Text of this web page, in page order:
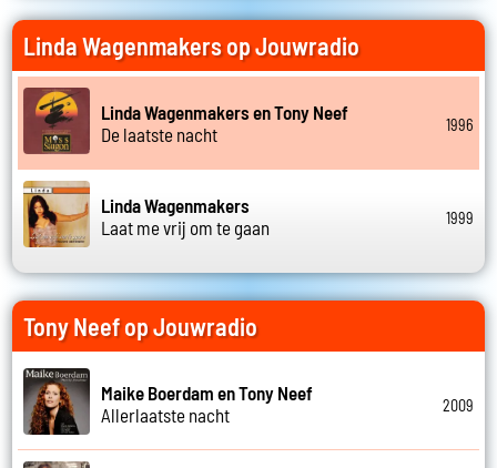
Linda Wagenmakers op Jouwradio
Linda Wagenmakers en Tony Neef
De laatste nacht
1996
Linda Wagenmakers
Laat me vrij om te gaan
1999
Tony Neef op Jouwradio
Maike Boerdam en Tony Neef
Allerlaatste nacht
2009